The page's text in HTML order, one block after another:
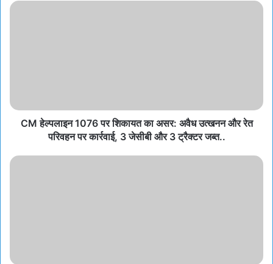
CM हेल्पलाइन 1076 पर शिकायत का असर: अवैध उत्खनन और रेत
परिवहन पर कार्रवाई, 3 जेसीबी और 3 ट्रैक्टर जब्त..